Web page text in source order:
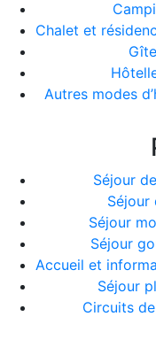
Chalet et
Gîte
Autres modes
Séjour
Séjour
Séjour
Séjour
Accueil et
Séjour
Circuits